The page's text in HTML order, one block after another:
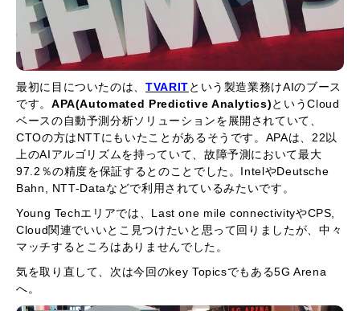
最初に目についたのは、TVARITという製造業務けAIのブース
です。 APA(Automated Predictive Analytics)というCloud
ベースの自動予測分析ソリューションを展開されていて、
CTOの方はNTTにもいたことがあるそうです。APAは、22以
上のAIアルゴリズムを持っていて、故障予測において最大
97.2％の精度を保証するとのことでした。IntelやDeutsche
Bahn, NTT-Dataなどで利用されているみたいです。
Young Techエリアでは、Last one mile connectivityやCPS,
Cloud関連でいいとこ見つけたいと思って回りましたが、中々
マッチするところはありませんでした。
気を取り直して、次は今回のkey Topicsでもある5G Arena
へ。